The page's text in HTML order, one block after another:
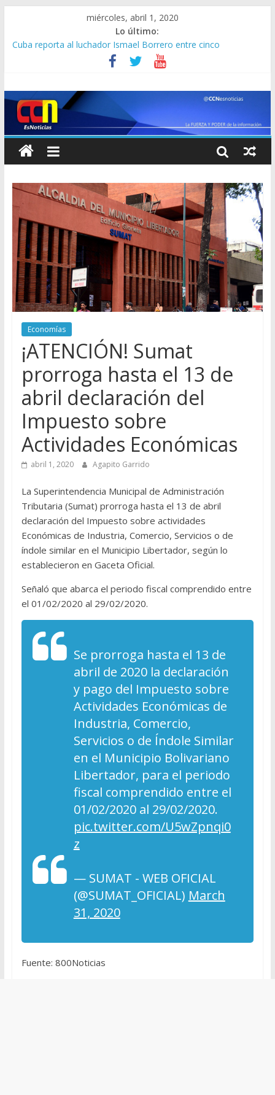
miércoles, abril 1, 2020
Lo último:
Cuba reporta al luchador Ismael Borrero entre cinco
deportistas con COVID-19
Un médico de Yale advierte: “Si tiene síntomas de coronavirus,
Rusia envía a EEUU avión con equipo médico para enfrentar el
coronavirus
La vedette que superó a Diosa Canales invitó a todos a
quedarse en casa y no creerás cómo lo hizo
Un incendio calcina parte de un tanque de almacenamiento de
mejorador de crudo en Petropiar
Economías
¡ATENCIÓN! Sumat
prorroga hasta el 13 de
abril declaración del
Impuesto sobre
Actividades Económicas
abril 1, 2020 Agapito Garrido
La Superintendencia Municipal de Administración
Tributaria (Sumat) prorroga hasta el 13 de abril
declaración del Impuesto sobre actividades
Económicas de Industria, Comercio, Servicios o de
índole similar en el Municipio Libertador, según lo
establecieron en Gaceta Oficial.
Señaló que abarca el periodo fiscal comprendido entre
el 01/02/2020 al 29/02/2020.
Se prorroga hasta el 13 de
abril de 2020 la declaración
y pago del Impuesto sobre
Actividades Económicas de
Industria, Comercio,
Servicios o de Índole Similar
en el Municipio Bolivariano
Libertador, para el periodo
fiscal comprendido entre el
01/02/2020 al 29/02/2020.
pic.twitter.com/U5wZpnqi0
z
— SUMAT - WEB OFICIAL
(@SUMAT_OFICIAL) March
31, 2020
Fuente: 800Noticias